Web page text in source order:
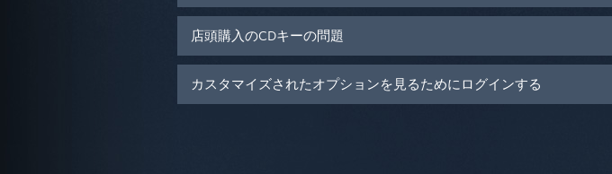
店頭購入のCDキーの問題
カスタマイズされたオプションを見るためにログインする